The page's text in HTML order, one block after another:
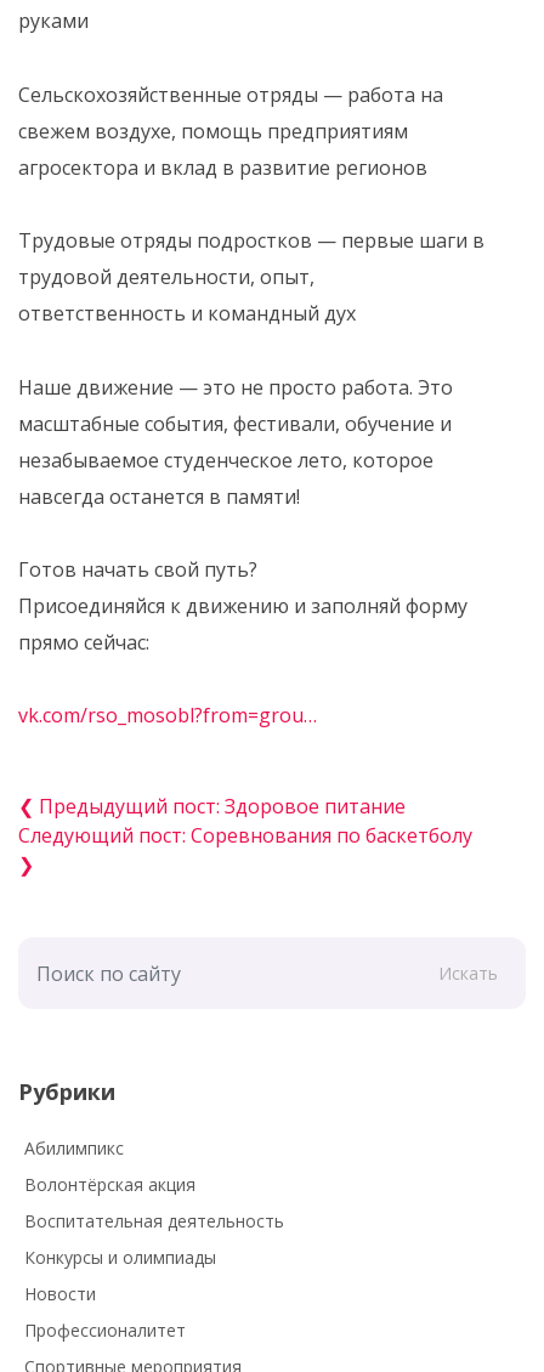
руками
Сельскохозяйственные отряды — работа на
свежем воздухе, помощь предприятиям
агросектора и вклад в развитие регионов
Трудовые отряды подростков — первые шаги в
трудовой деятельности, опыт,
ответственность и командный дух
Наше движение — это не просто работа. Это
масштабные события, фестивали, обучение и
незабываемое студенческое лето, которое
навсегда останется в памяти!
Готов начать свой путь?
Присоединяйся к движению и заполняй форму
прямо сейчас:
vk.com/rso_mosobl?from=grou…
❮ Предыдущий пост: Здоровое питание
Следующий пост: Соревнования по баскетболу
❯
Искать
Рубрики
Абилимпикс
Волонтёрская акция
Воспитательная деятельность
Конкурсы и олимпиады
Новости
Профессионалитет
Спортивные мероприятия